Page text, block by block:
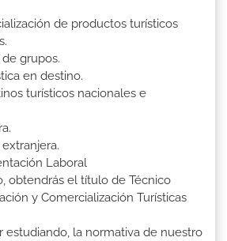
de productos turísticos
grupos.
en destino.
turísticos nacionales e
Laboral
obtendrás el título de Técnico
y Comercialización Turísticas
estudiando, la normativa de nuestro